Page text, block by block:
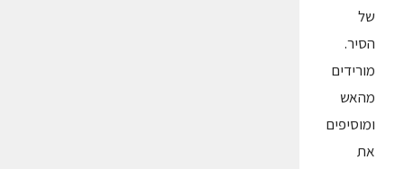
של
הסיר.
מורידים
מהאש
ומוסיפים
את